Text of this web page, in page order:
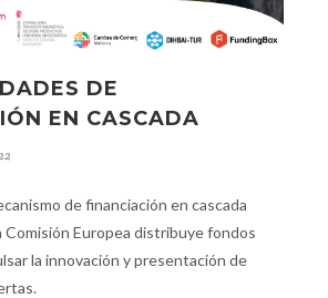
DE
EN CASCADA
de financiación en cascada
Comisión Europea distribuye fondos
la innovación y presentación de